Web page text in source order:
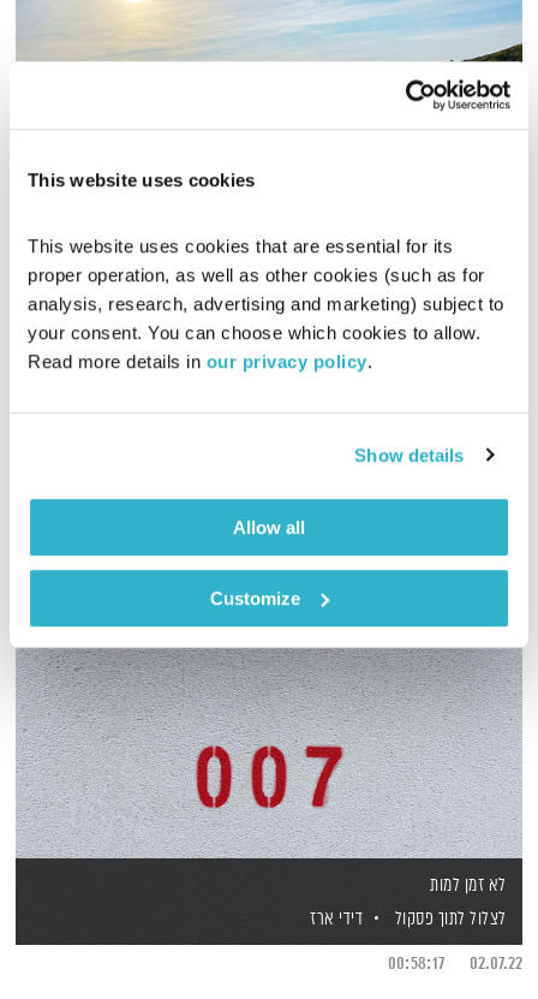
This website uses cookies
This website uses cookies that are essential for its
proper operation, as well as other cookies (such as for
analysis, research, advertising and marketing) subject to
your consent. You can choose which cookies to allow.
Read more details in our privacy policy.
Show details
Allow all
Customize
התבוננות
דליק ווליניץושמואל שאול
02.03.23
00:46:07
על גילוי האור בחג פורים, הרצחו של אילן גנלס, האם נוכל לצעוד
אודיו
לא זמן למות
לצלול לתוך פסקול
דידי ארז
02.07.22
00:58:17